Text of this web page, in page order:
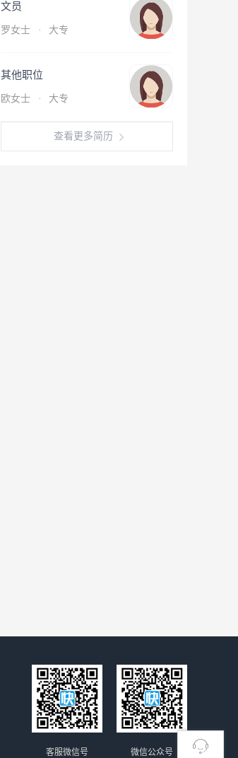
文员
罗女士 · 大专
其他职位
欧女士 · 大专
查看更多简历
微信公众号
客服微信号